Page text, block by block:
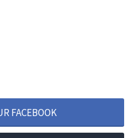
FACEBOOK